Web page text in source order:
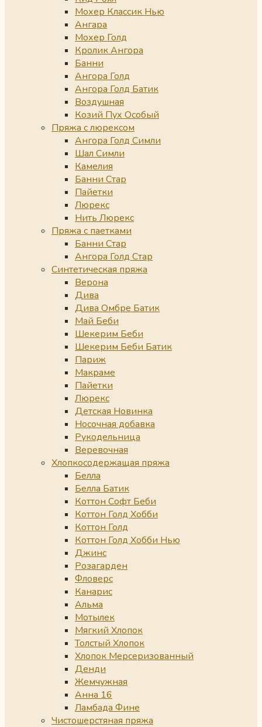
Мохер Классик Нью
Ангара
Мохер Голд
Кролик Ангора
Банни
Ангора Голд
Ангора Голд Батик
Воздушная
Козий Пух Особый
Пряжа с люрексом
Ангора Голд Симли
Шал Симли
Камелия
Банни Стар
Пайетки
Люрекс
Нить Люрекс
Пряжа с паетками
Банни Стар
Ангора Голд Стар
Синтетическая пряжа
Верона
Дива
Дива Омбре Батик
Май Беби
Шекерим Беби
Шекерим Беби Батик
Париж
Макраме
Пайетки
Люрекс
Детская Новинка
Носочная добавка
Рукодельница
Веревочная
Хлопкосодержащая пряжа
Белла
Белла Батик
Коттон Софт Беби
Коттон Голд Хобби
Коттон Голд
Коттон Голд Хобби Нью
Джинс
Розагарден
Фловерс
Канарис
Альма
Мотылек
Мягкий Хлопок
Толстый Хлопок
Хлопок Мерсеризованный
Денди
Жемчужная
Анна 16
Ламбада Фине
Чистошерстяная пряжа